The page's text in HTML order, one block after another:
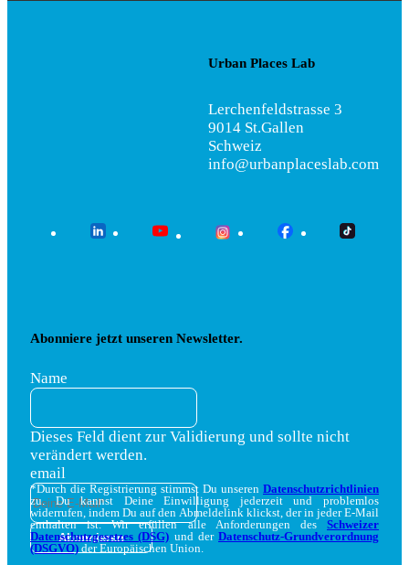
Urban Places Lab
Lerchenfeldstrasse 3
9014 St.Gallen
Schweiz
info@urbanplaceslab.com
Abonniere jetzt unseren Newsletter.
Name
Dieses Feld dient zur Validierung und sollte nicht
verändert werden.
email
*Durch die Registrierung stimmst Du unseren Datenschutzrichtlinien
zu. Du kannst Deine Einwilligung jederzeit und problemlos
widerrufen, indem Du auf den Abmeldelink klickst, der in jeder E-Mail
enthalten ist. Wir erfüllen alle Anforderungen des Schweizer
Datenschutzgesetzes (DSG) und der Datenschutz-Grundverordnung
(DSGVO) der Europäischen Union.